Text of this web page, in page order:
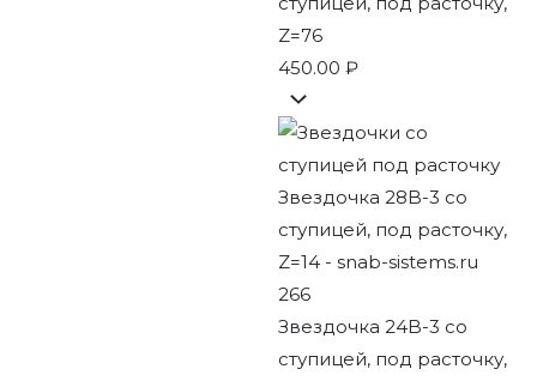
Z=76
450.00₽
Звездочка 24B-3 со
ступицей, под расточку,